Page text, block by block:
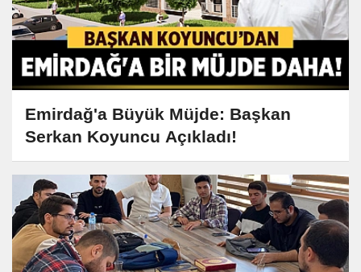
Emirdağ'a Büyük Müjde: Başkan
Serkan Koyuncu Açıkladı!